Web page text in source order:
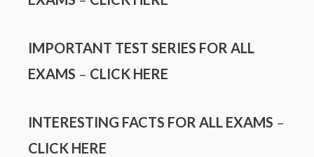
IMPORTANT TEST SERIES FOR ALL
EXAMS – CLICK HERE
INTERESTING FACTS FOR ALL EXAMS –
CLICK HERE